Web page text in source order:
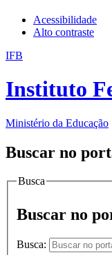
Acessibilidade
Alto contraste
IFB
Instituto
Ministério da Educação
Buscar no
Busca
Buscar no
Busca: